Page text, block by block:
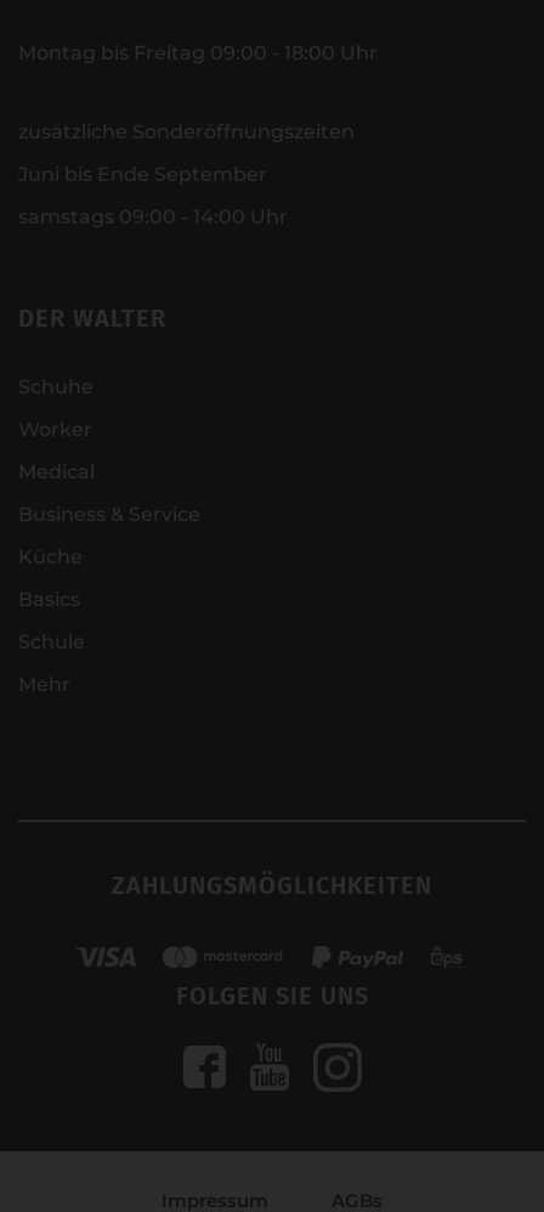
Montag bis Freitag 09:00 - 18:00 Uhr
zusätzliche Sonderöffnungszeiten
Juni bis Ende September
samstags 09:00 - 14:00 Uhr
DER WALTER
Schuhe
Worker
Medical
Business & Service
Küche
Basics
Schule
Mehr
ZAHLUNGSMÖGLICHKEITEN
FOLGEN SIE UNS
Impressum AGBs